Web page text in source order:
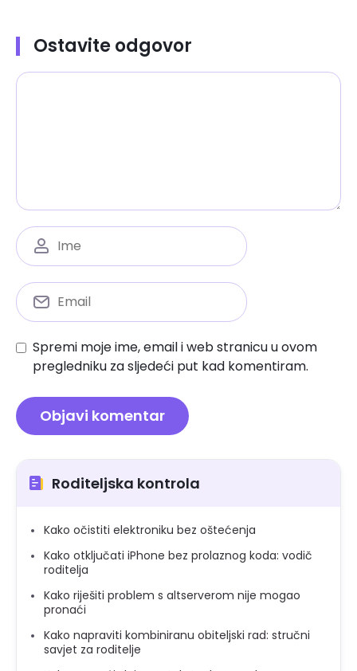
Ostavite odgovor
Spremi moje ime, email i web stranicu u ovom
pregledniku za sljedeći put kad komentiram.
Roditeljska kontrola
Kako očistiti elektroniku bez oštećenja
Kako otključati iPhone bez prolaznog koda: vodič
roditelja
Kako riješiti problem s altserverom nije mogao
pronaći
Kako napraviti kombiniranu obiteljski rad: stručni
savjet za roditelje